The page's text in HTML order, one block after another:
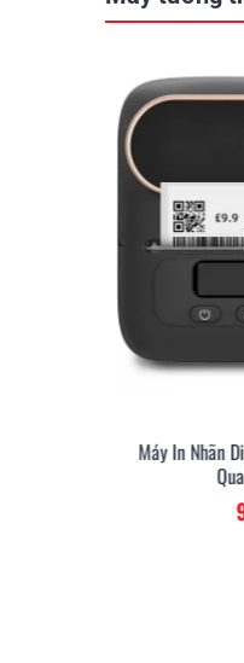
Máy In Nhãn